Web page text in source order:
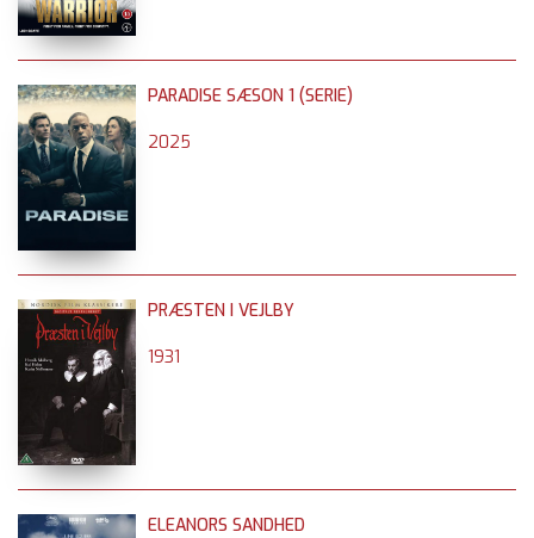
PARADISE SÆSON 1 (SERIE)
2025
PRÆSTEN I VEJLBY
1931
ELEANORS SANDHED